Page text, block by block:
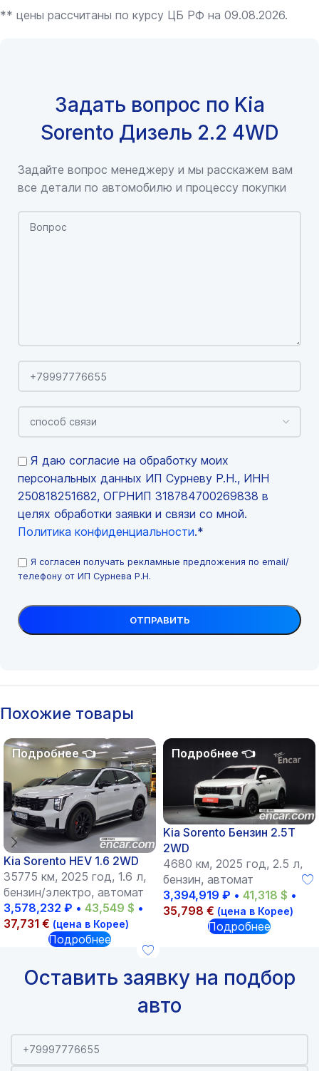
** цены рассчитаны по курсу ЦБ РФ на 09.08.2026.
Задать вопрос по Kia
Sorento Дизель 2.2 4WD
Задайте вопрос менеджеру и мы расскажем вам
все детали по автомобилю и процессу покупки
Я даю согласие на обработку моих
персональных данных ИП Сурневу Р.Н., ИНН
250818251682, ОГРНИП 318784700269838 в
целях обработки заявки и связи со мной.
Политика конфиденциальности.*
Я согласен получать рекламные предложения по email/
телефону от ИП Сурнева Р.Н.
Похожие товары
Kia Sorento HEV 1.6 2WD
35775 км, 2025 год, 1.6 л,
бензин/электро, автомат
3,578,232 ₽ • 43,549 $ •
37,731 € (цена в Корее)
Подробнее
Kia Sorento Бензин 2.5T
2WD
4680 км, 2025 год, 2.5 л,
бензин, автомат
3,394,919 ₽ • 41,318 $ •
35,798 € (цена в Корее)
Подробнее
Оставить заявку на подбор
авто